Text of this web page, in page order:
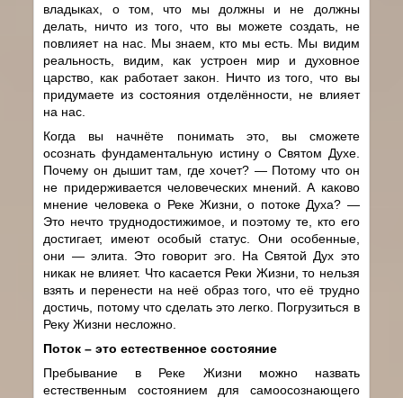
владыках, о том, что мы должны и не должны
делать, ничто из того, что вы можете создать, не
повлияет на нас. Мы знаем, кто мы есть. Мы видим
реальность, видим, как устроен мир и духовное
царство, как работает закон. Ничто из того, что вы
придумаете из состояния отделённости, не влияет
на нас.
Когда вы начнёте понимать это, вы сможете
осознать фундаментальную истину о Святом Духе.
Почему он дышит там, где хочет? — Потому что он
не придерживается человеческих мнений. А каково
мнение человека о Реке Жизни, о потоке Духа? —
Это нечто труднодостижимое, и поэтому те, кто его
достигает, имеют особый статус. Они особенные,
они — элита. Это говорит эго. На Святой Дух это
никак не влияет. Что касается Реки Жизни, то нельзя
взять и перенести на неё образ того, что её трудно
достичь, потому что сделать это легко. Погрузиться в
Реку Жизни несложно.
Поток – это естественное состояние
Пребывание в Реке Жизни можно назвать
естественным состоянием для самоосознающего